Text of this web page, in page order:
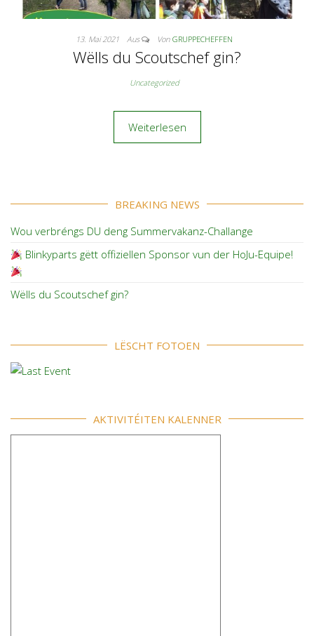
13. Mai 2021 Aus Von GRUPPECHEFFEN
Wëlls du Scoutschef gin?
Uncategorized
Weiterlesen
BREAKING NEWS
Wou verbréngs DU deng Summervakanz-Challange
Blinkyparts gëtt offiziellen Sponsor vun der HoJu-Equipe!
Wëlls du Scoutschef gin?
LËSCHT FOTOEN
AKTIVITÉITEN KALENNER